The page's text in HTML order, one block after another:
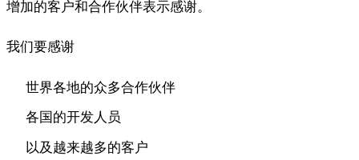
增加的客户和合作伙伴表示感谢。
我们要感谢
世界各地的众多合作伙伴
各国的开发人员
以及越来越多的客户